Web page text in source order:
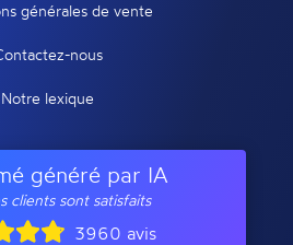
générales de vente
nous
Notre lexique
généré par IA
clients sont satisfaits
3960 avis